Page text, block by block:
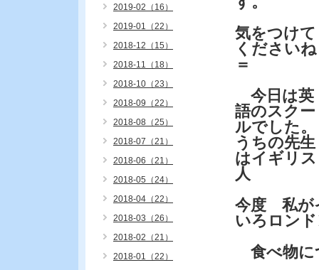
気をつけて
くださいね
＝
今日は英
語のスクー
ルでした。
うちの先生
はイギリス
人
今度 私が
いろロン
食べ物に
2019-02（16）
2019-01（22）
2018-12（15）
2018-11（18）
2018-10（23）
2018-09（22）
2018-08（25）
2018-07（21）
2018-06（21）
2018-05（24）
2018-04（22）
2018-03（26）
2018-02（21）
2018-01（22）